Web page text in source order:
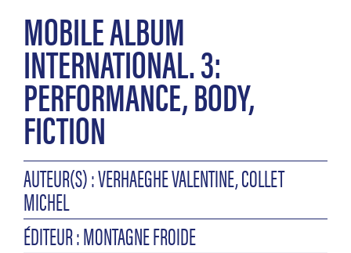
MOBILE ALBUM
INTERNATIONAL. 3:
PERFORMANCE, BODY,
FICTION
AUTEUR(S) : VERHAEGHE VALENTINE, COLLET
MICHEL
ÉDITEUR : MONTAGNE FROIDE